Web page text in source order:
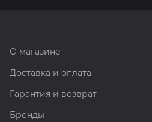
О магазине
Доставка и оплата
Гарантия и возврат
Бренды